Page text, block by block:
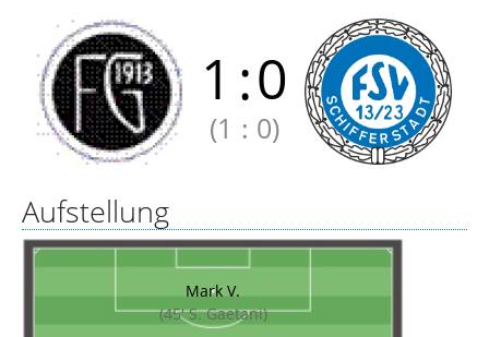
1 :0
(1 : 0)
Aufstellung
Mark V.
(45' S. Gaetani)